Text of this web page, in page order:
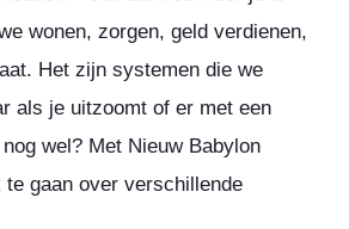
wonen, zorgen, geld verdienen,
Het zijn systemen die we
als je uitzoomt of er met een
wel? Met Nieuw Babylon
gaan over verschillende